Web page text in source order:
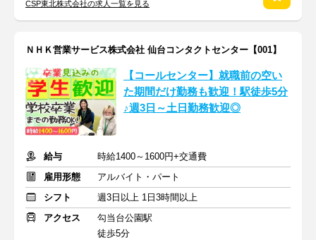
CSP東北株式会社の求人一覧を見る
ＮＨＫ営業サービス株式会社 仙台コンタクトセンター【001】
【コールセンター】就職前の空い
た期間だけ勤務も歓迎！駅徒歩5分
♪週3日～土日勤務歓迎◎
給与
時給1400～1600円+交通費
雇用形態
アルバイト・パート
シフト
週3日以上 1日3時間以上
アクセス
勾当台公園駅
徒歩5分